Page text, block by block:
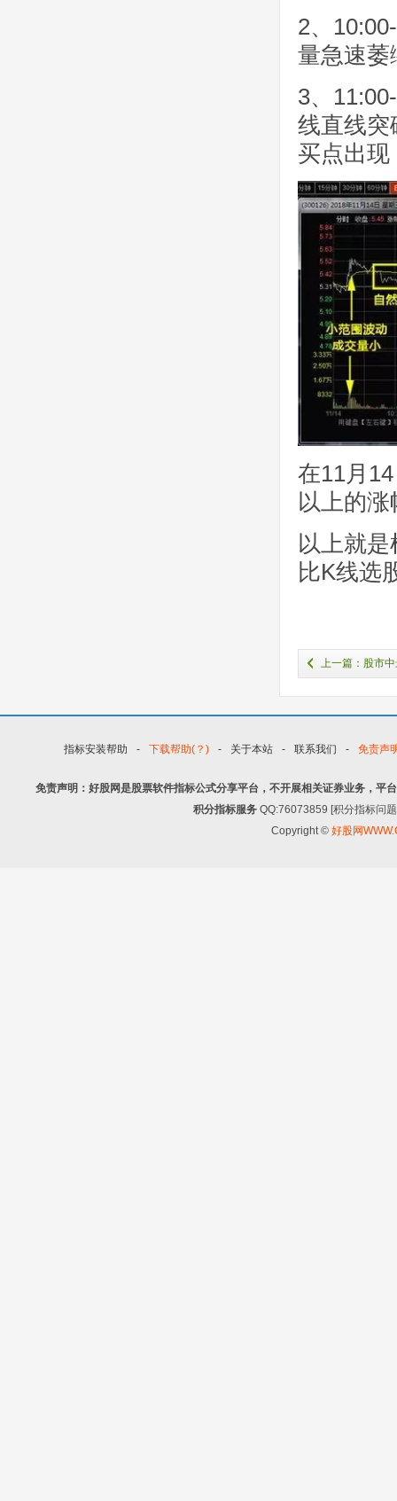
2、
量急速萎
3、
线直线突
买点出现
在11月
以上的涨
以上就
比K线选
上一篇：股市
指标安装帮助 - 下载帮助(？) - 关于本站 - 联系我们 - 免责声
免责声明：好股网是股票软件指标公式分享平台，不开展相关证券业务，平
积分指标服务 QQ:76073859 [积分指标问
Copyright © 好股网